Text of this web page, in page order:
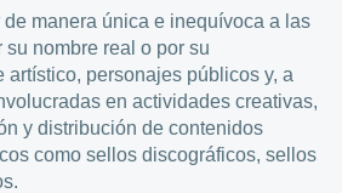
manera única e inequívoca a las
nombre real o por su
artístico, personajes públicos y, a
en actividades creativas,
y distribución de contenidos
como sellos discográficos, sellos